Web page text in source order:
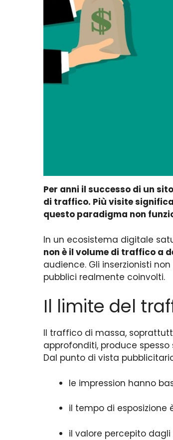
Per anni il successo di un
di traffico. Più visite
questo paradigma non
In un ecosistema digitale
non è il volume di traffico a
audience. Gli inserzionisti
pubblici realmente coinvolti.
Il limite del
Il traffico di massa,
approfonditi, produce
Dal punto di vista
le impression hanno
il tempo di esposizione
il valore percepito